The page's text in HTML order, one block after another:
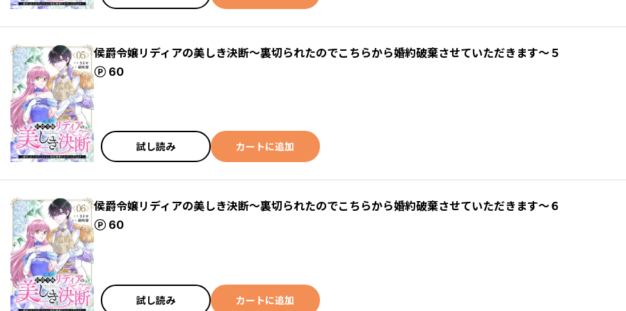
侯爵令嬢リディアの美しき決断～裏切られたのでこちらから婚約破棄させていただきます～５
60
ポイント
試し読み カートに追加
侯爵令嬢リディアの美しき決断～裏切られたのでこちらから婚約破棄させていただきます～６
60
ポイント
試し読み カートに追加